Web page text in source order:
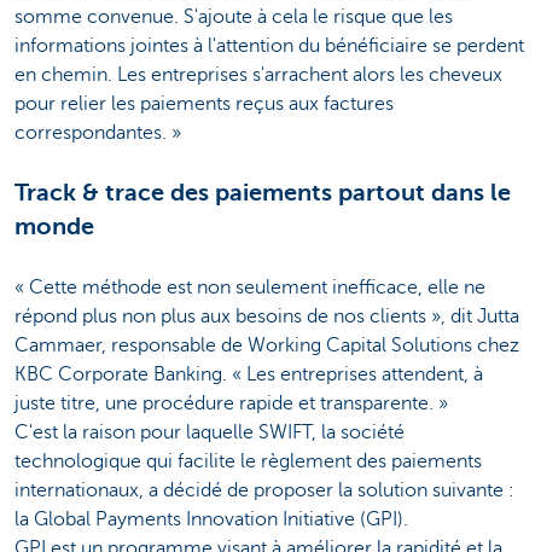
somme convenue. S'ajoute à cela le risque que les
informations jointes à l'attention du bénéficiaire se perdent
en chemin. Les entreprises s'arrachent alors les cheveux
pour relier les paiements reçus aux factures
correspondantes. »
Track & trace des paiements partout dans le
monde
« Cette méthode est non seulement inefficace, elle ne
répond plus non plus aux besoins de nos clients », dit Jutta
Cammaer, responsable de Working Capital Solutions chez
KBC Corporate Banking. « Les entreprises attendent, à
juste titre, une procédure rapide et transparente. »
C'est la raison pour laquelle SWIFT, la société
technologique qui facilite le règlement des paiements
internationaux, a décidé de proposer la solution suivante :
la Global Payments Innovation Initiative (GPI).